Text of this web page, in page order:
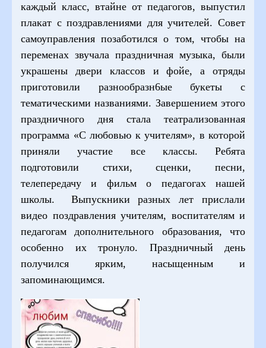
каждый класс, втайне от педагогов, выпустил
плакат с поздравлениями для учителей. Совет
самоуправления позаботился о том, чтобы на
переменах звучала праздничная музыка, были
украшены двери классов и фойе, а отряды
приготовили разнообразн6ые букеты с
тематическими названиями. Завершением этого
праздничного дня стала театрализованная
программа «С любовью к учителям», в которой
приняли участие все классы. Ребята
подготовили стихи, сценки, песни,
телепередачу и фильм о педагогах нашей
школы. Выпускники разных лет прислали
видео поздравления учителям, воспитателям и
педагогам дополнительного образования, что
особенно их тронуло. Праздничный день
получился ярким, насыщенным и
запоминающимся.